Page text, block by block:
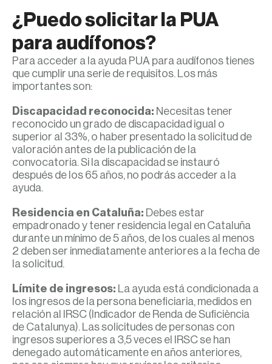
¿Puedo solicitar la PUA
para audífonos?
Para acceder a la ayuda PUA para audífonos tienes
que cumplir una serie de requisitos. Los más
importantes son:
Discapacidad reconocida: Necesitas tener
reconocido un grado de discapacidad igual o
superior al 33%, o haber presentado la solicitud de
valoración antes de la publicación de la
convocatoria. Si la discapacidad se instauró
después de los 65 años, no podrás acceder a la
ayuda.
Residencia en Cataluña: Debes estar
empadronado y tener residencia legal en Cataluña
durante un mínimo de 5 años, de los cuales al menos
2 deben ser inmediatamente anteriores a la fecha de
la solicitud.
Límite de ingresos: La ayuda está condicionada a
los ingresos de la persona beneficiaria, medidos en
relación al IRSC (Indicador de Renda de Suficiència
de Catalunya). Las solicitudes de personas con
ingresos superiores a 3,5 veces el IRSC se han
denegado automáticamente en años anteriores,